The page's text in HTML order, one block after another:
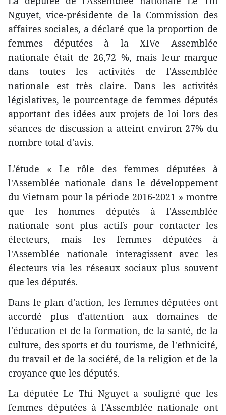
Nguyet, vice-présidente de la Commission des
affaires sociales, a déclaré que la proportion de
femmes députées à la XIVe Assemblée
nationale était de 26,72 %, mais leur marque
dans toutes les activités de l'Assemblée
nationale est très claire. Dans les activités
législatives, le pourcentage de femmes députés
apportant des idées aux projets de loi lors des
séances de discussion a atteint environ 27% du
nombre total d'avis.
L'étude « Le rôle des femmes députées à
l'Assemblée nationale dans le développement
du Vietnam pour la période 2016-2021 » montre
que les hommes députés à l'Assemblée
nationale sont plus actifs pour contacter les
électeurs, mais les femmes députées à
l'Assemblée nationale interagissent avec les
électeurs via les réseaux sociaux plus souvent
que les députés.
Dans le plan d'action, les femmes députées ont
accordé plus d'attention aux domaines de
l'éducation et de la formation, de la santé, de la
culture, des sports et du tourisme, de l'ethnicité,
du travail et de la société, de la religion et de la
croyance que les députés.
La députée Le Thi Nguyet a souligné que les
femmes députées à l'Assemblée nationale ont